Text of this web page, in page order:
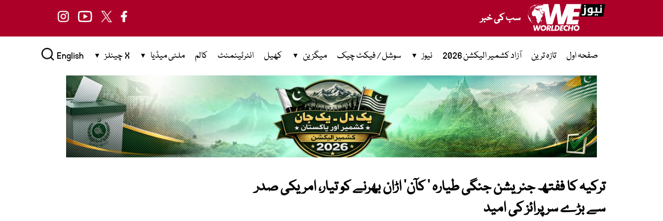
سب کی خبر
صفحہ اول تازہ ترین آزاد کشمیر الیکشن 2026 نیوز سوشل / فیکٹ چیک میگزین کھیل انٹرٹینمنٹ کالم ملٹی میڈیا X چینلز English
ترکیہ کا ففتھ جنریشن جنگی طیارہ ’ کآن‘ اڑان بھرنے کو تیار، امریکی صدر
سے بڑے سرپرائز کی امید